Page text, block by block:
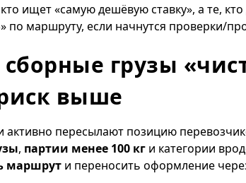
ищет «самую дешёвую ставку», а те, кто
по маршруту, если начнутся проверки/
грузы
выше
активно пересылают позицию
, партии менее 100 кг и категории
маршрут и переносить оформление